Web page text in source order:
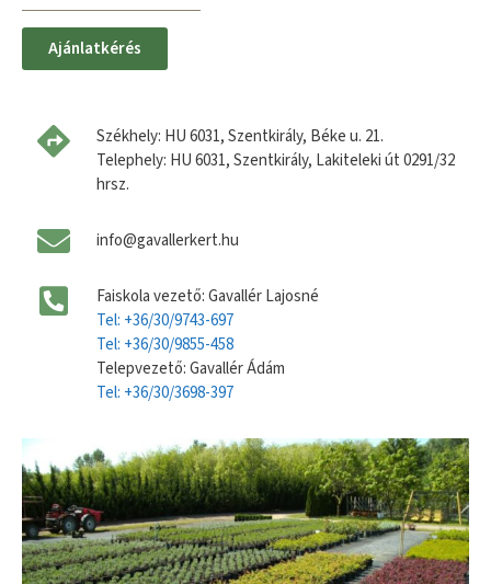
Ajánlatkérés
Székhely: HU 6031, Szentkirály, Béke u. 21.
Telephely: HU 6031, Szentkirály, Lakiteleki út 0291/32
hrsz.
info@gavallerkert.hu
Faiskola vezető: Gavallér Lajosné
Tel: +36/30/9743-697
Tel: +36/30/9855-458
Telepvezető: Gavallér Ádám
Tel: +36/30/3698-397